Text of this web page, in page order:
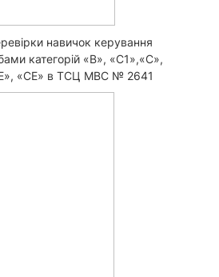
навичок керування
категорій «B», «С1»,«С»,
«CE» в ТСЦ МВС № 2641